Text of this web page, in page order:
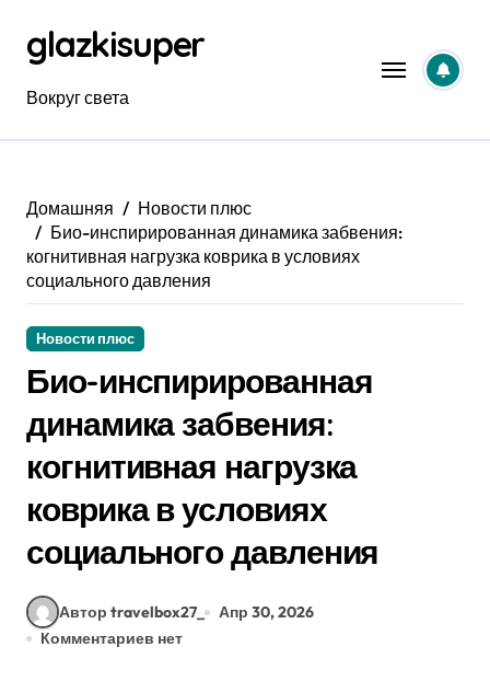
содержанию
glazkisuper
Вокруг света
Домашняя
Новости плюс
Био-инспирированная динамика забвения:
когнитивная нагрузка коврика в условиях
социального давления
Новости плюс
Био-инспирированная
динамика забвения:
когнитивная нагрузка
коврика в условиях
социального давления
Автор travelbox27_
Апр 30, 2026
Комментариев нет